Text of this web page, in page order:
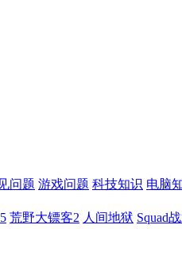
问题 游戏问题 科技知识 电脑
荒野大镖客2 人间地狱 Squad